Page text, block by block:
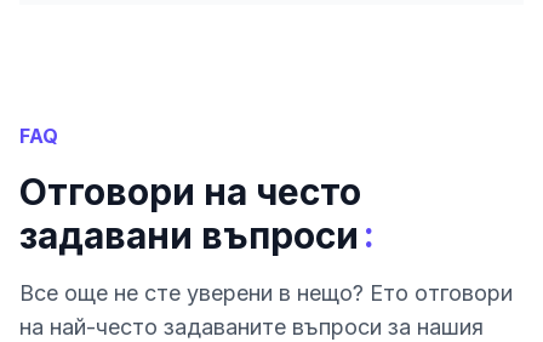
FAQ
Отговори на често
задавани въпроси :
Все още не сте уверени в нещо? Ето отговори
на най-често задаваните въпроси за нашия